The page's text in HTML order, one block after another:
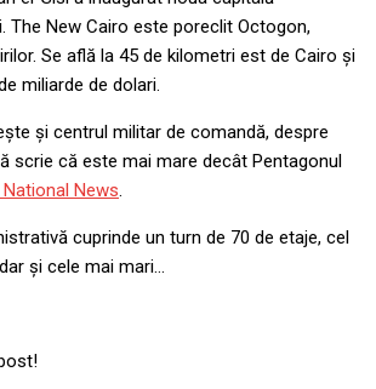
The New Cairo este poreclit Octogon,
Se află la 45 de kilometri est de Cairo și
miliarde de dolari.
și centrul militar de comandă, despre
scrie că este mai mare decât Pentagonul
News.
cuprinde un turn de 70 de etaje, cel
și cele mai mari…